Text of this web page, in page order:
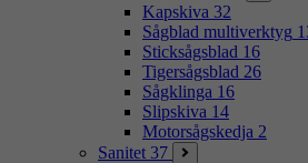
Kapskiva 32
Sågblad multiverktyg
Sticksågsblad 16
Tigersågsblad 26
Sågklinga 16
Slipskiva 14
Motorsågskedja 2
Sanitet 37